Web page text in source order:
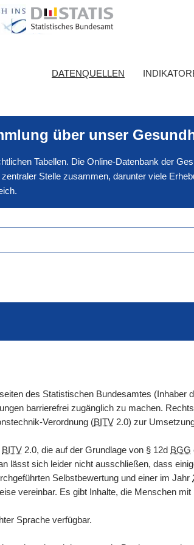
DATENQUELLEN
über unser
Tabellen. Die Online-Datenbank der
Stelle zusammen, darunter viele
des Statistischen Bundesamtes (Inhaber
barrierefrei zugänglich zu machen.
Verordnung (BITV 2.0) zur
BITV 2.0, die auf der Grundlage von § 12d BGG
lässt sich leider nicht ausschließen, dass
Selbstbewertung und einer im Jahr
vereinbar. Es gibt Inhalte, die Menschen
Sprache verfügbar.